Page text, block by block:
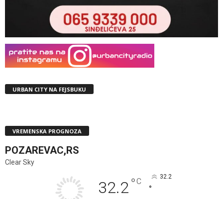
URBAN CITY NA FEJSBUKU
VREMENSKA PROGNOZA
POZAREVAC,RS
Clear Sky
32.2°C 32.2
°